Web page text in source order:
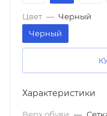
Цвет — Черный
Черный
Характеристики